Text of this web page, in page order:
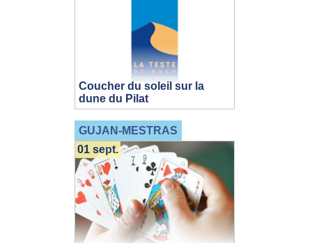
Coucher du soleil sur la
dune du Pilat
GUJAN-MESTRAS
01 sept.